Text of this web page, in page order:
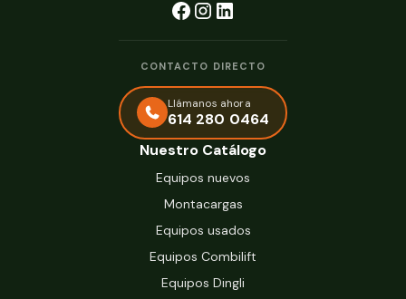
CONTACTO DIRECTO
Llámanos ahora
614 280 0464
Nuestro Catálogo
Equipos nuevos
Montacargas
Equipos usados
Equipos Combilift
Equipos Dingli